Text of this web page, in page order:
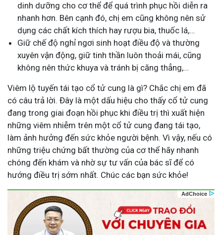
dinh dưỡng cho cơ thể để quá trình phục hồi diễn ra
nhanh hơn. Bên cạnh đó, chị em cũng không nên sử
dụng các chất kích thích hay rượu bia, thuốc lá,…
Giữ chế độ nghỉ ngơi sinh hoạt điều độ và thường
xuyên vận động, giữ tinh thần luôn thoải mái, cũng
không nên thức khuya và tránh bị căng thẳng,…
Viêm lộ tuyến tái tạo cổ tử cung là gì? Chắc chị em đã
có câu trả lời. Đây là một dấu hiệu cho thấy cổ tử cung
đang trong giai đoạn hồi phục khi điều trị thì xuất hiện
những viêm nhiễm trên một cổ tử cung đang tái tạo,
làm ảnh hưởng đến sức khỏe người bệnh. Vì vậy, nếu có
những triệu chứng bất thường của cơ thể hãy nhanh
chóng đến khám và nhờ sự tư vấn của bác sĩ để có
hướng điều trị sớm nhất. Chúc các bạn sức khỏe!